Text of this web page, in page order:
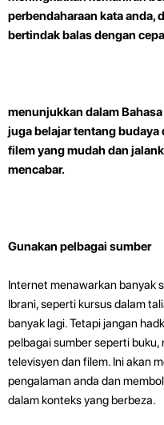
perbendaharaan kata anda,
bertindak balas dengan
menunjukkan dalam
juga belajar tentang
filem yang mudah dan
mencabar.
Gunakan pelbagai sumber
Internet menawarkan banyak
Ibrani, seperti kursus dalam
banyak lagi. Tetapi jangan
pelbagai sumber seperti
televisyen dan filem. Ini akan
pengalaman anda dan
dalam konteks yang berbeza.